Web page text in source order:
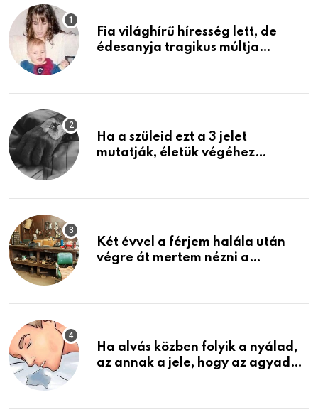
Fia világhírű híresség lett, de
édesanyja tragikus múltja
Ha a szüleid ezt a 3 jelet
mutatják, életük végéhez
Két évvel a férjem halála után
végre át mertem nézni a
életemet
Ha alvás közben folyik a nyálad,
az annak a jele, hogy az agyad…